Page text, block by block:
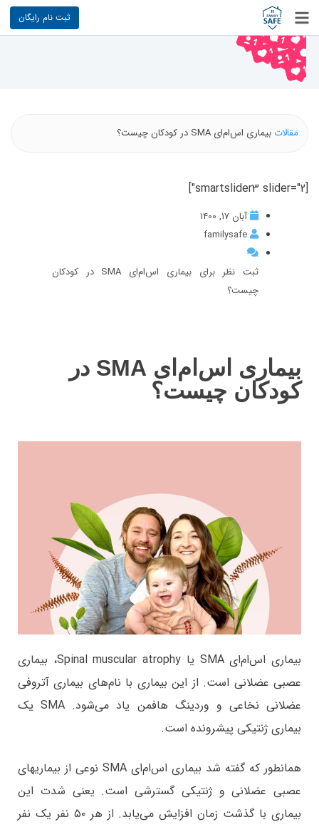
ثبت نام رایگان
مقالات بیماری اس‌ام‌ای SMA در کودکان چیست؟
[smartslider3 slider="2"]
آبان 17, 1400
familysafe
ثبت نظر برای بیماری اس‌ام‌ای SMA در کودکان
چیست؟
بیماری اس‌ام‌ای SMA در
کودکان چیست؟
بیماری اس‌ام‌ای SMA یا Spinal muscular atrophy، بیماری
عصبی عضلانی است. از این بیماری با نام‌های بیماری آتروفی
عضلانی نخاعی و وردینگ هافمن یاد می‌شود. SMA یک
بیماری ژنتیکی پیشرونده است.
همانطور که گفته شد بیماری اس‌ام‌ای SMA نوعی از بیماریهای
عصبی عضلانی و ژنتیکی گسترشی است. یعنی شدت این
بیماری با گذشت زمان افزایش می‌یابد. از هر ۵۰ نفر یک نفر